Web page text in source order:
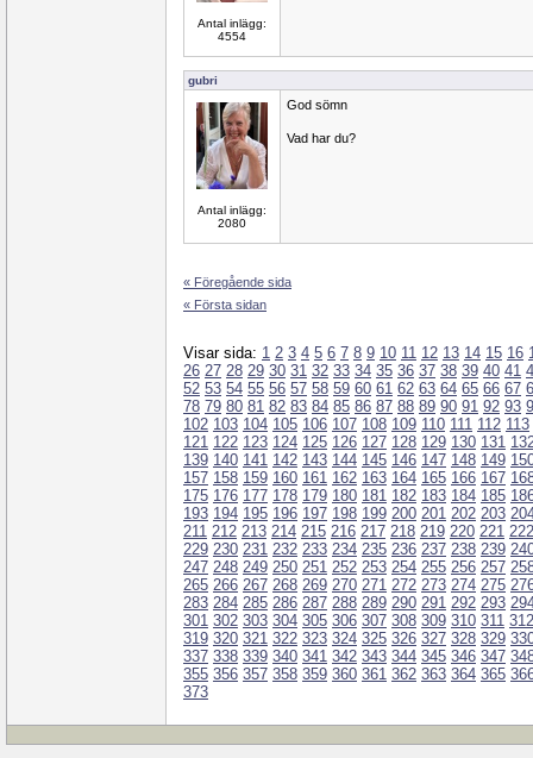
Antal inlägg:
4554
gubri
Antal inlägg:
2080
God sömn
Vad har du?
« Föregående sida
« Första sidan
Visar sida: 1 2 3 4 5 6 7 8 9 10 11 12 13 14 15 16
26 27 28 29 30 31 32 33 34 35 36 37 38 39 40 41
52 53 54 55 56 57 58 59 60 61 62 63 64 65 66 67
78 79 80 81 82 83 84 85 86 87 88 89 90 91 92 93
102 103 104 105 106 107 108 109 110 111 112 113
121 122 123 124 125 126 127 128 129 130 131
139 140 141 142 143 144 145 146 147 148 149
157 158 159 160 161 162 163 164 165 166 167
175 176 177 178 179 180 181 182 183 184 185
193 194 195 196 197 198 199 200 201 202 203
211 212 213 214 215 216 217 218 219 220 221 222
229 230 231 232 233 234 235 236 237 238 239
247 248 249 250 251 252 253 254 255 256 257
265 266 267 268 269 270 271 272 273 274 275
283 284 285 286 287 288 289 290 291 292 293
301 302 303 304 305 306 307 308 309 310 311 312
319 320 321 322 323 324 325 326 327 328 329
337 338 339 340 341 342 343 344 345 346 347
355 356 357 358 359 360 361 362 363 364 365
373